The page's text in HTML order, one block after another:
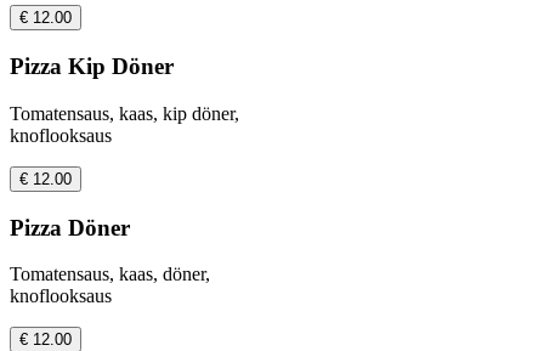
€ 12.00
Pizza Kip Döner
Tomatensaus, kaas, kip döner,
knoflooksaus
€ 12.00
Pizza Döner
Tomatensaus, kaas, döner,
knoflooksaus
€ 12.00